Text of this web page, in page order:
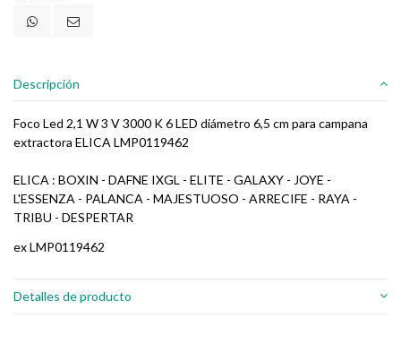
Descripción
Foco Led 2,1 W 3 V 3000 K 6 LED diámetro 6,5 cm para campana
extractora ELICA LMP0119462
ELICA : BOXIN - DAFNE IXGL - ELITE - GALAXY - JOYE -
L'ESSENZA - PALANCA - MAJESTUOSO - ARRECIFE - RAYA -
TRIBU - DESPERTAR
ex LMP0119462
Detalles de producto